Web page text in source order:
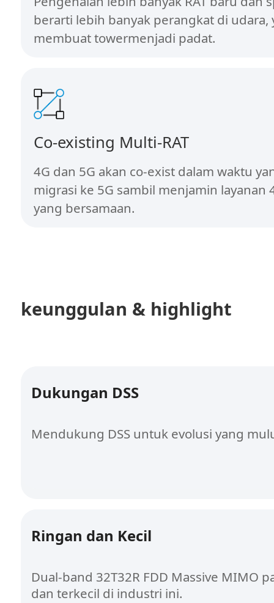
berarti lebih banyak perangkat di udara,
membuat towermenjadi padat.
Co-existing Multi-RAT
4G dan 5G akan co-exist dalam waktu
migrasi ke 5G sambil menjamin layanan
yang bersamaan.
keunggulan & highlight
Dukungan DSS
Mendukung DSS untuk evolusi yang
Ringan dan Kecil
Dual-band 32T32R FDD Massive MIMO
dan terkecil di industri ini.